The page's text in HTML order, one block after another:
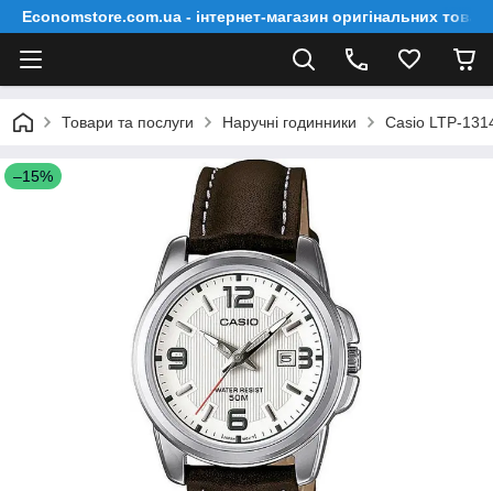
Economstore.com.ua - інтернет-магазин оригінальних
Товари та послуги Наручні годинники Casio LTP-
–15%